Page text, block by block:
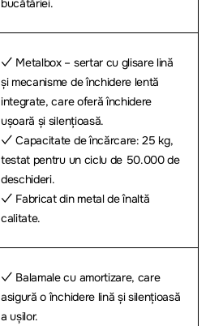
bucătăriei.
✓ Metalbox – sertar cu glisare lină
și mecanisme de închidere lentă
integrate, care oferă închidere
ușoară și silențioasă.
✓ Capacitate de încărcare: 25 kg,
testat pentru un ciclu de 50.000 de
deschideri.
✓ Fabricat din metal de înaltă
calitate.
✓ Balamale cu amortizare, care
asigură o închidere lină și silențioasă
a ușilor.